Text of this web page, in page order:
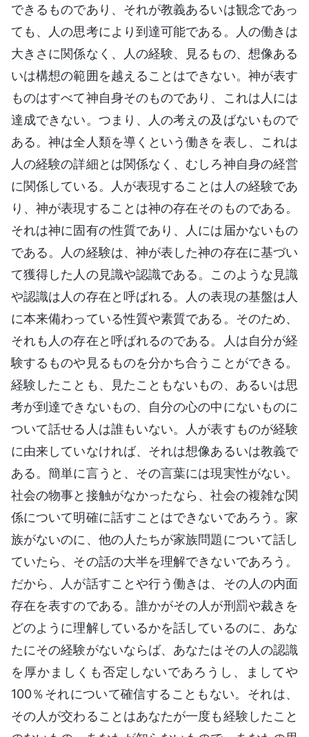
できるものであり、それが教義あるいは観念であっ
ても、人の思考により到達可能である。人の働きは
大きさに関係なく、人の経験、見るもの、想像ある
いは構想の範囲を越えることはできない。神が表す
ものはすべて神自身そのものであり、これは人には
達成できない。つまり、人の考えの及ばないもので
ある。神は全人類を導くという働きを表し、これは
人の経験の詳細とは関係なく、むしろ神自身の経営
に関係している。人が表現することは人の経験であ
り、神が表現することは神の存在そのものである。
それは神に固有の性質であり、人には届かないもの
である。人の経験は、神が表した神の存在に基づい
て獲得した人の見識や認識である。このような見識
や認識は人の存在と呼ばれる。人の表現の基盤は人
に本来備わっている性質や素質である。そのため、
それも人の存在と呼ばれるのである。人は自分が経
験するものや見るものを分かち合うことができる。
経験したことも、見たこともないもの、あるいは思
考が到達できないもの、自分の心の中にないものに
ついて話せる人は誰もいない。人が表すものが経験
に由来していなければ、それは想像あるいは教義で
ある。簡単に言うと、その言葉には現実性がない。
社会の物事と接触がなかったなら、社会の複雑な関
係について明確に話すことはできないであろう。家
族がないのに、他の人たちが家族問題について話し
ていたら、その話の大半を理解できないであろう。
だから、人が話すことや行う働きは、その人の内面
存在を表すのである。誰かがその人が刑罰や裁きを
どのように理解しているかを話しているのに、あな
たにその経験がないならば、あなたはその人の認識
を厚かましくも否定しないであろうし、ましてや
100％それについて確信することもない。それは、
その人が交わることはあなたが一度も経験したこと